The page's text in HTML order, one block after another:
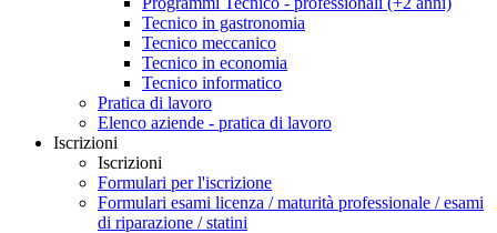
Tecnico in gastronomia
Tecnico meccanico
Tecnico in economia
Tecnico informatico
Pratica di lavoro
Elenco aziende - pratica di lavoro
Iscrizioni
Iscrizioni
Formulari per l'iscrizione
Formulari esami licenza / maturità professionale / esami
di riparazione / statini